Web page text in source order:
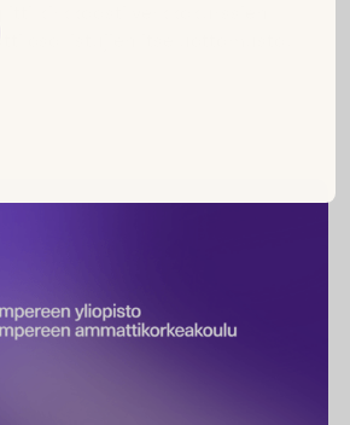
kirkkaasti verkkokurssien
osallistujien itseluottamusta.